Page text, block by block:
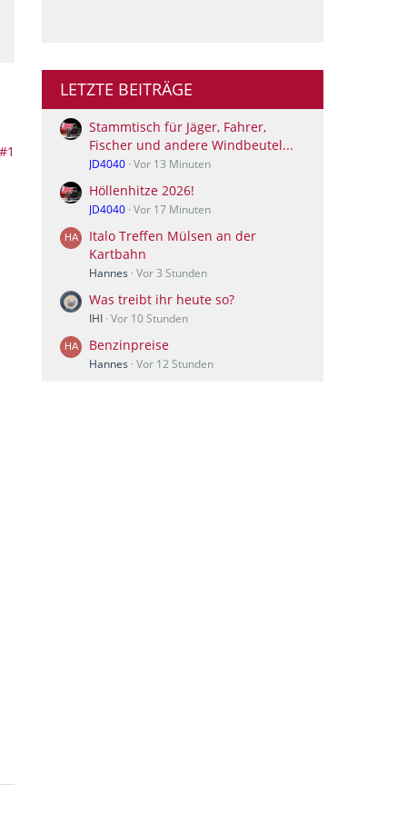
#1
LETZTE BEITRÄGE
Stammtisch für Jäger, Fahrer,
Fischer und andere Windbeutel...
JD4040 Vor 13 Minuten
Höllenhitze 2026!
JD4040 Vor 17 Minuten
Italo Treffen Mülsen an der
Kartbahn
Hannes Vor 3 Stunden
Was treibt ihr heute so?
IHI Vor 10 Stunden
Benzinpreise
Hannes Vor 12 Stunden